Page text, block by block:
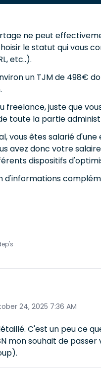
ne peut
le statut qui vous
etc..).
un TJM de 498€
freelance, juste que
toute la partie
vous êtes salarié
avez donc votre
dispositifs
d'informations
24, 2025 7:36 AM
C'est un peu ce
mon souhait de